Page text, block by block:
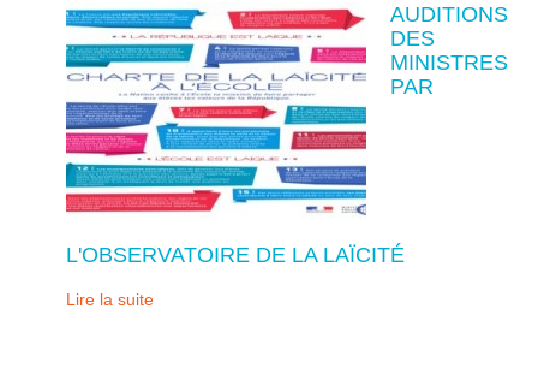
AUDITIONS
DES
MINISTRES
PAR
L'OBSERVATOIRE DE LA LAÏCITÉ
Lire la suite